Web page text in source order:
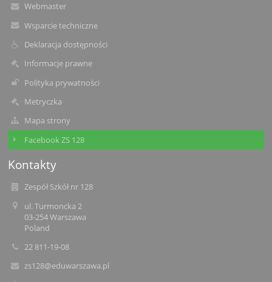
Webmaster
Wsparcie techniczne
Deklaracja dostępności
Informacje prawne
Polityka prywatności
Metryczka
Mapa strony
Facebook ZS 128
Kontakty
Zespół Szkół nr 128
ul. Turmoncka 2
03-254 Warszawa
Poland
22 811-19-08
zs128@eduwarszawa.pl